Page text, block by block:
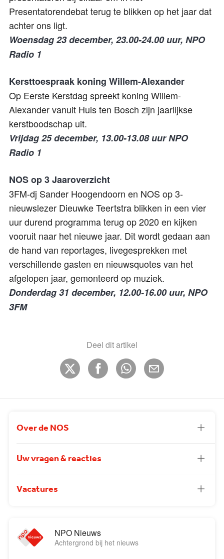
Presentatorendebat terug te blikken op het jaar dat
achter ons ligt.
Woensdag 23 december, 23.00-24.00 uur, NPO
Radio 1
Kersttoespraak koning Willem-Alexander
Op Eerste Kerstdag spreekt koning Willem-
Alexander vanuit Huis ten Bosch zijn jaarlijkse
kerstboodschap uit.
Vrijdag 25 december, 13.00-13.08 uur NPO
Radio 1
NOS op 3 Jaaroverzicht
3FM-dj Sander Hoogendoorn en NOS op 3-
nieuwslezer DieuwkeTeertstra blikken in een vier
uur durend programma terug op2020 en kijken
vooruit naar het nieuwe jaar. Dit wordt gedaan aan
de hand van reportages, livegesprekken met
verschillendegasten en nieuwsquotes van het
afgelopen jaar, gemonteerd op muziek.
Donderdag 31 december, 12.00-16.00 uur, NPO
3FM
Deel dit artikel
Over de NOS
Uw vragen & reacties
Vacatures
NPO Nieuws
Achtergrond bij het nieuws